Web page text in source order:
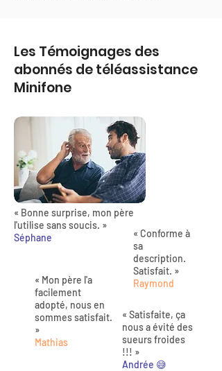
Les Témoignages des
abonnés de téléassistance
Minifone
« Bonne surprise, mon père
l'utilise sans soucis. »
Séphane
« Mon père l'a
facilement
adopté, nous en
sommes satisfait.
»
Mathias
« Conforme à
sa
description.
Satisfait. »
Raymond
« Satisfaite, ça
nous a évité des
sueurs froides
!!! »
Andrée 😅